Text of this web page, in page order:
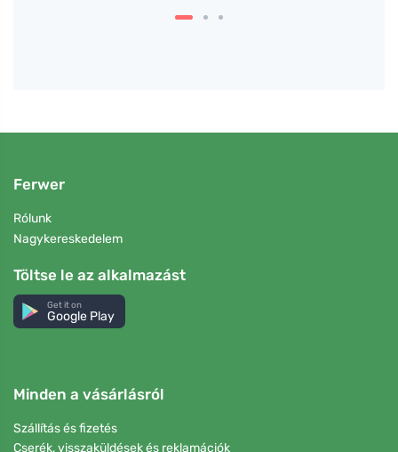
Ferwer
Rólunk
Nagykereskedelem
Töltse le az alkalmazást
Get it on
Google Play
Minden a vásárlásról
Szállítás és fizetés
Cserék, visszaküldések és reklamációk